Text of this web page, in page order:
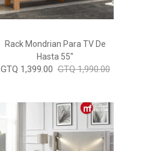
Rack Mondrian Para TV De
Hasta 55"
GTQ 1,399.00 GTQ 1,990.00